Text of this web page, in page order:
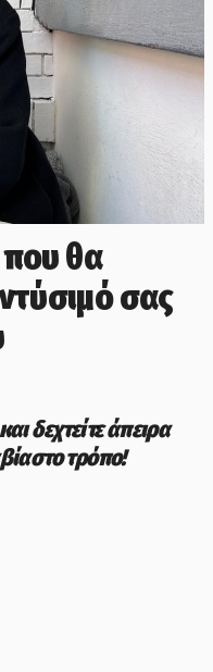
που θα
σας
δεχτείτε άπειρα
τρόπο!